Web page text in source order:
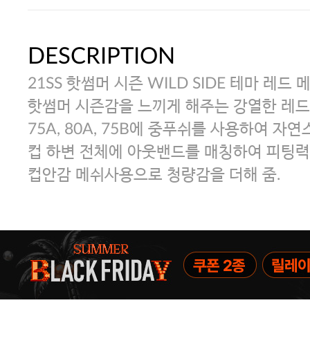
[썸머블프] 2만원 할인 쿠폰(8.1~31)
DESCRIPTION
21SS 핫썸머 시즌 WILD SIDE 테마 레드
핫썸머 시즌감을 느끼게 해주는 강열한 레
75A, 80A, 75B에 중푸쉬를 사용하여 자연
컵 하변 전체에 아웃밴드를 매칭하여 피팅
컵안감 메쉬사용으로 청량감을 더해 줌.